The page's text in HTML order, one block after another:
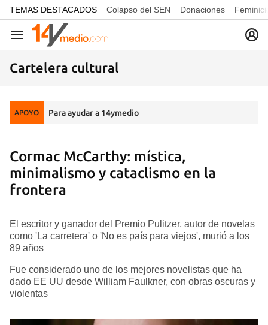
common.go-to-content
TEMAS DESTACADOS Colapso del SEN Donaciones
Navegación
Cartelera cultural
APOYO Para ayudar a 14ymedio
Cormac McCarthy: mística,
minimalismo y cataclismo en la
frontera
El escritor y ganador del Premio Pulitzer, autor de novelas
como 'La carretera' o 'No es país para viejos', murió a los
89 años
Fue considerado uno de los mejores novelistas que ha
dado EE UU desde William Faulkner, con obras oscuras y
violentas